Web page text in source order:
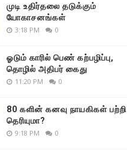
முடி உதிர்தலை தடுக்கும்
யோகாசனங்கள்
3:18 PM 0
ஓடும் காரில் பெண் கற்பழிப்பு,
தொழில் அதிபர் கைது
11:20 PM 0
80 களின் கனவு நாயகிகள் பற்றி
தெரியுமா?
9:18 PM 0